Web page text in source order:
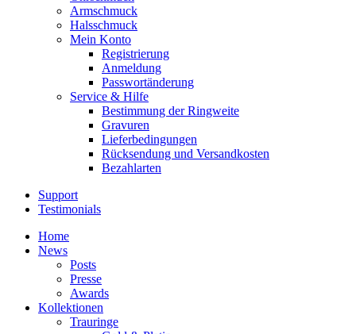
Armschmuck
Halsschmuck
Mein Konto
Registrierung
Anmeldung
Passwortänderung
Service & Hilfe
Bestimmung der Ringweite
Gravuren
Lieferbedingungen
Rücksendung und Versandkosten
Bezahlarten
Support
Testimonials
Home
News
Posts
Presse
Awards
Kollektionen
Trauringe